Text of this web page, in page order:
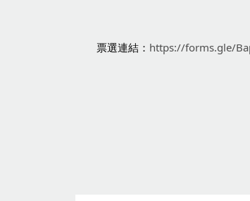
票選連結： https://forms.gle/